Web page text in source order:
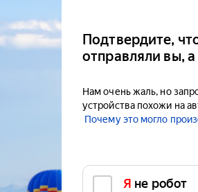
Подтвердите,
отправляли вы,
Нам очень жаль, но
устройства похожи на
Почему это могло
Я не робот